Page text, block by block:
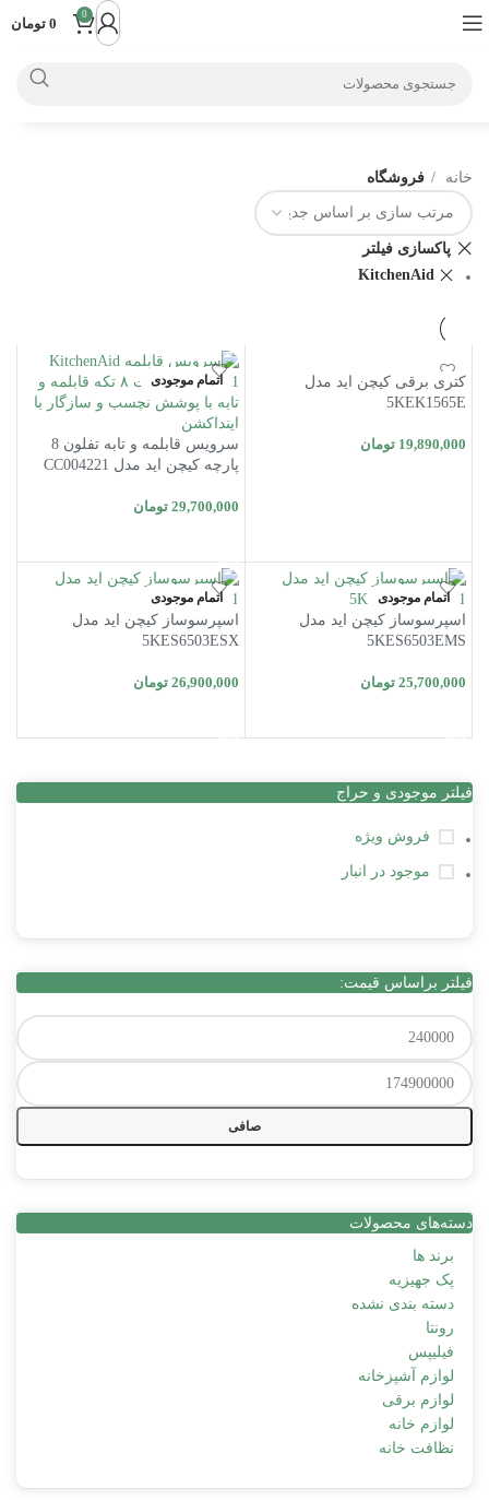
0
0 تومان
فیلتر موجودی و حراج
فروش ویژه
موجود در انبار
فیلتر براساس قیمت:
صافی
دسته‌های محصولات
برند ها
پک جهیزیه
دسته بندی نشده
رونتا
فیلیپس
لوازم آشپزخانه
لوازم برقی
لوازم خانه
نظافت خانه
خانه فروشگاه
پاکسازی فیلتر
KitchenAid
کتری برقی کیچن اید مدل
5KEK1565E
19,890,000 تومان
اتمام موجودی
سرویس قابلمه و تابه تفلون 8
پارچه کیچن اید مدل CC004221
29,700,000 تومان
اتمام موجودی
اسپرسوساز کیچن اید مدل
5KES6503EMS
25,700,000 تومان
اتمام موجودی
اسپرسوساز کیچن اید مدل
5KES6503ESX
26,900,000 تومان